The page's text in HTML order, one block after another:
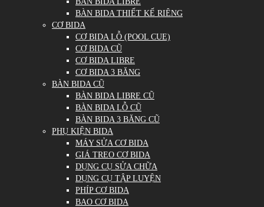
BÀN BIDA THIẾT KẾ RIÊNG
CƠ BIDA
CƠ BIDA LỖ (POOL CUE)
CƠ BIDA CŨ
CƠ BIDA LIBRE
CƠ BIDA 3 BĂNG
BÀN BIDA CŨ
BÀN BIDA LIBRE CŨ
BÀN BIDA LỖ CŨ
BÀN BIDA 3 BĂNG CŨ
PHỤ KIỆN BIDA
MÁY SỬA CƠ BIDA
GIÁ TREO CƠ BIDA
DỤNG CỤ SỬA CHỮA
DỤNG CỤ TẬP LUYỆN
PHÍP CƠ BIDA
BAO CƠ BIDA